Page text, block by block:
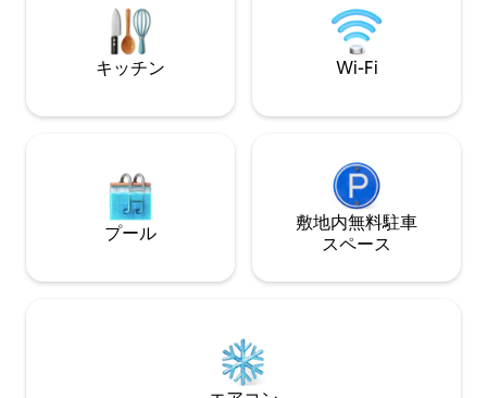
旅の方、カップル
最適です。
キッチン Wi-Fi
プール
敷地内無料駐⁠車
ス⁠ペ⁠ー⁠ス